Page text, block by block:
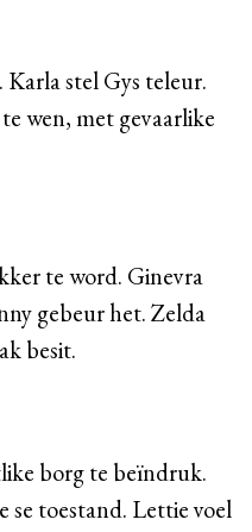
stel Gys teleur.
wen, met gevaarlike
te word. Ginevra
gebeur het. Zelda
besit.
borg te beïndruk.
se toestand. Lettie voel